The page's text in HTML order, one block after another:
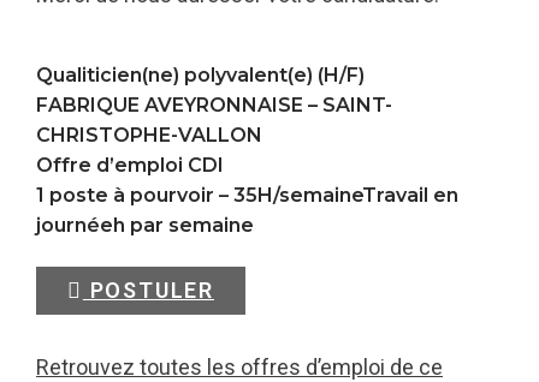
Qualiticien(ne) polyvalent(e) (H/F)
FABRIQUE AVEYRONNAISE – SAINT-
CHRISTOPHE-VALLON
Offre d’emploi CDI
1 poste à pourvoir – 35H/semaineTravail en
journéeh par semaine
POSTULER
Retrouvez toutes les offres d’emploi de ce